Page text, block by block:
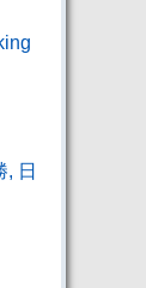
日